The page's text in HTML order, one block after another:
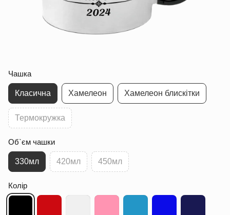
Чашка
Класична Хамелеон Хамелеон блискітки
Термокружка
Об`єм чашки
330мл 420мл 450мл
Колір